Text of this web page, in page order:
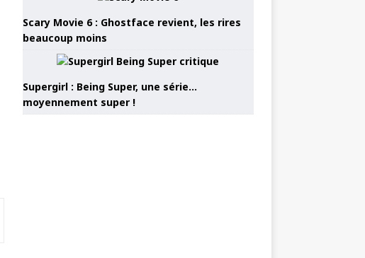
Scary Movie 6 : Ghostface revient, les rires
beaucoup moins
Supergirl : Being Super, une série…
moyennement super !